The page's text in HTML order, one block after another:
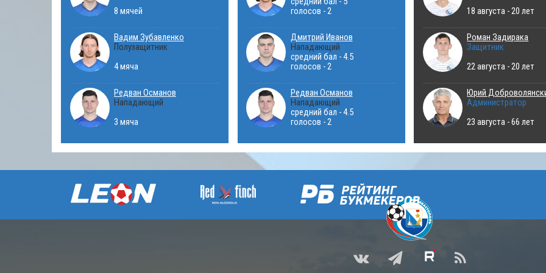
8 мячей
Вадим Зубавленко
Полузащитник
4 мяча
Редван Османов
Нападающий
3 мяча
голосов - 2
Дмитрий Иванов
Нападающий
средний бал - 4.5
голосов - 2
Редван Османов
Нападающий
средний бал - 4.5
голосов - 2
18 августа - 20 лет
Роман Задирака
Защитник
22 августа - 20 лет
Юрий
Администратор
23 августа - 66 лет